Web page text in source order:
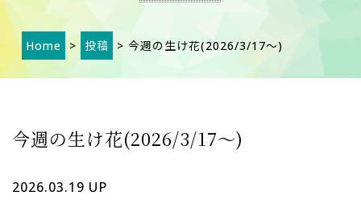
Home > 投稿 > 今週の生け花(2026/3/17～)
今週の生け花(2026/3/17～)
2026.03.19 UP